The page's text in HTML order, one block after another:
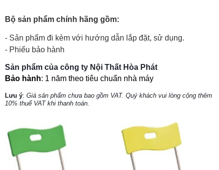
Bộ sản phẩm chính hãng gồm:
- Sản phẩm đi kèm với hướng dẫn lắp đặt, sử dụng.
- Phiếu bảo hành
Sản phẩm của công ty Nội Thất Hòa Phát
Bảo hành: 1 năm theo tiêu chuẩn nhà máy
Lưu ý: Giá sản phẩm chưa bao gồm VAT. Quý khách vui lòng cộng thêm
10% thuế VAT khi thanh toán.